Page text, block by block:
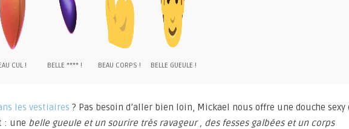
CUL ! BELLE **** ! BEAU CORPS ! BELLE GUEULE !
les vestiaires ? Pas besoin d’aller bien loin, Mickael nous offre une douche sexy
: une belle gueule et un sourire très ravageur , des fesses galbées et un corps